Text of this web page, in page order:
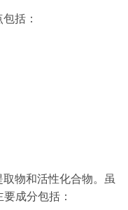
括：
物和活性化合物。虽
成分包括：